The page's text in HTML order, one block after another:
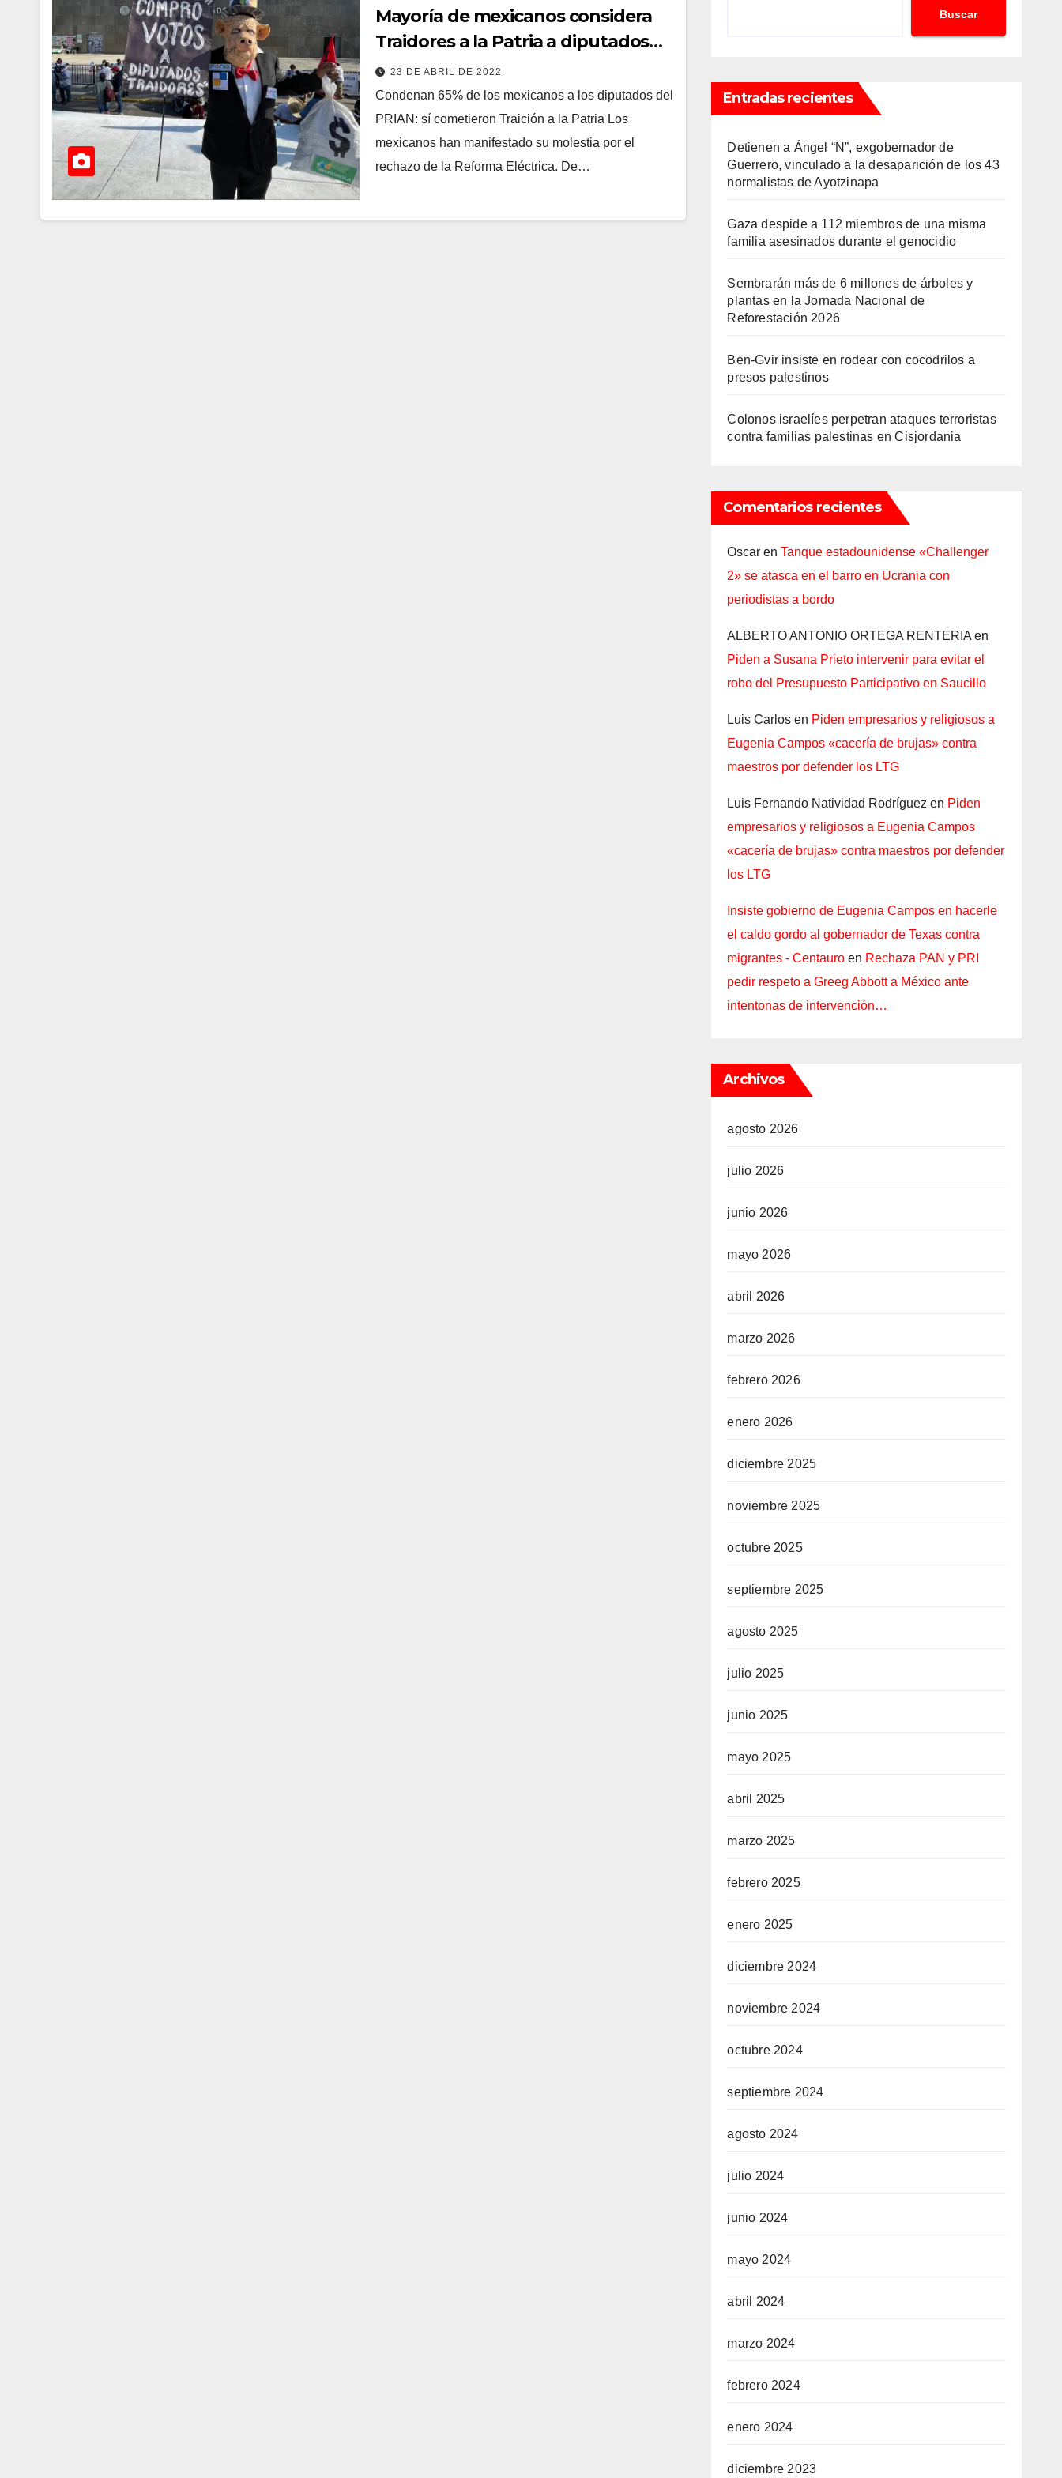
Mayoría de mexicanos considera
Traidores a la Patria a diputados
del PRIAN: Massive Caller
23 DE ABRIL DE 2022
Condenan 65% de los mexicanos a los diputados del
PRIAN: sí cometieron Traición a la Patria Los
mexicanos han manifestado su molestia por el
rechazo de la Reforma Eléctrica. De…
Buscar
Entradas recientes
Detienen a Ángel “N”, exgobernador de
Guerrero, vinculado a la desaparición de los 43
normalistas de Ayotzinapa
Gaza despide a 112 miembros de una misma
familia asesinados durante el genocidio
Sembrarán más de 6 millones de árboles y
plantas en la Jornada Nacional de
Reforestación 2026
Ben-Gvir insiste en rodear con cocodrilos a
presos palestinos
Colonos israelíes perpetran ataques terroristas
contra familias palestinas en Cisjordania
Comentarios recientes
Oscar enTanque estadounidense «Challenger
2» se atasca en el barro en Ucrania con
periodistas a bordo
ALBERTO ANTONIO ORTEGA RENTERIA en
Piden a Susana Prieto intervenir para evitar el
robo del Presupuesto Participativo en Saucillo
Luis Carlos en Piden empresarios y religiosos a
Eugenia Campos «cacería de brujas» contra
maestros por defender los LTG
Luis Fernando Natividad Rodríguez en Piden
empresarios y religiosos a Eugenia Campos
«cacería de brujas» contra maestros por defender
los LTG
Insiste gobierno de Eugenia Campos en hacerle
el caldo gordo al gobernador de Texas contra
migrantes - Centauro en Rechaza PAN y PRI
pedir respeto a Greeg Abbott a México ante
intentonas de intervención…
Archivos
agosto 2026
julio 2026
junio 2026
mayo 2026
abril 2026
marzo 2026
febrero 2026
enero 2026
diciembre 2025
noviembre 2025
octubre 2025
septiembre 2025
agosto 2025
julio 2025
junio 2025
mayo 2025
abril 2025
marzo 2025
febrero 2025
enero 2025
diciembre 2024
noviembre 2024
octubre 2024
septiembre 2024
agosto 2024
julio 2024
junio 2024
mayo 2024
abril 2024
marzo 2024
febrero 2024
enero 2024
diciembre 2023